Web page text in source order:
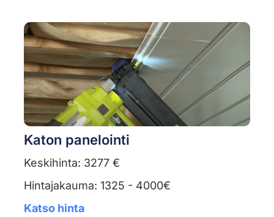
Katon panelointi
Keskihinta: 3277 €
Hintajakauma: 1325 - 4000€
Katso hinta